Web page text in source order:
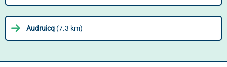
Audruicq (7.3 km)